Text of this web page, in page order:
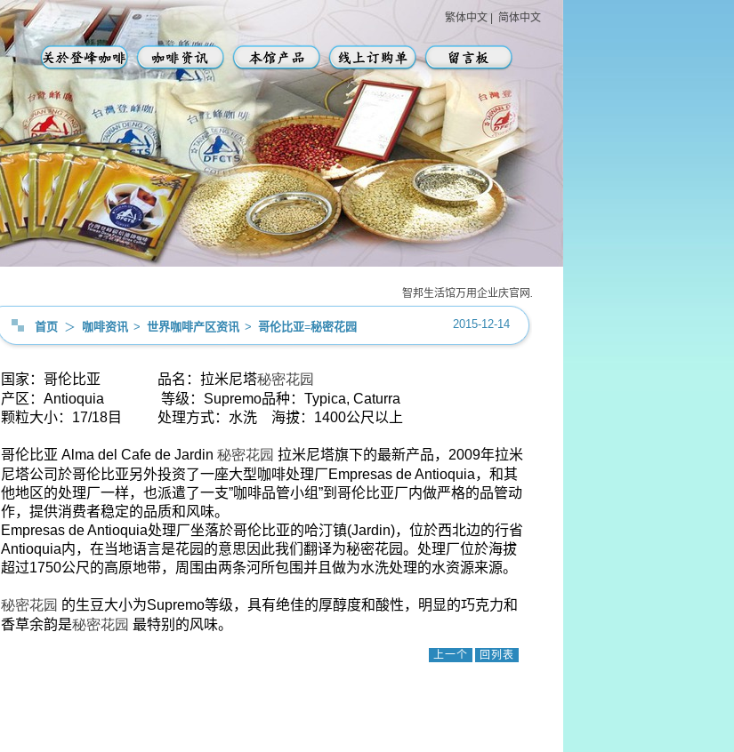
繁体中文 简体中文
智邦生活馆万用企业庆官网上线! 每日限时折扣 ~~~ 智邦生活馆万用
首页 ＞ 咖啡资讯 > 世界咖啡产区资讯 > 哥伦比亚=秘密花园 2015-12-14
国家：哥伦比亚 品名：拉米尼塔秘密花园
产区： Antioquia 等级： Supremo品种： Typica, Caturra
颗粒大小： 17/18目 处理方式：水洗 海拔： 1400公尺以上
哥伦比亚 Alma del Cafe de Jardin 秘密花园 拉米尼塔旗下的最新产品， 2009年拉米
尼塔公司於哥伦比亚另外投资了一座大型咖啡处理厂Empresas de Antioquia，和其
他地区的处理厂一样，也派遣了一支”咖啡品管小组”到哥伦比亚厂内做严格的品管动
作，提供消费者稳定的品质和风味。
Empresas de Antioquia处理厂坐落於哥伦比亚的哈汀镇(Jardin)，位於西北边的行省
Antioquia内，在当地语言是花园的意思因此我们翻译为秘密花园。处理厂位於海拔
超过1750公尺的高原地带，周围由两条河所包围并且做为水洗处理的水资源来源。
秘密花园 的生豆大小为Supremo等级，具有绝佳的厚醇度和酸性，明显的巧克力和
香草余韵是秘密花园 最特别的风味。
上一个 回列表